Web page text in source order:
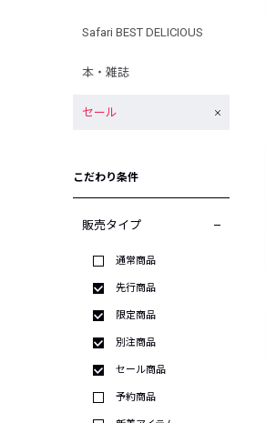
Safari BEST DELICIOUS
本・雑誌
セール
こだわり条件
販売タイプ
通常商品
先行商品
限定商品
別注商品
セール商品
予約商品